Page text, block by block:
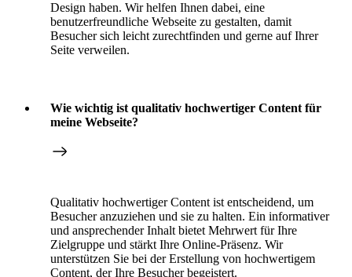
Design haben. Wir helfen Ihnen dabei, eine
benutzerfreundliche Webseite zu gestalten, damit
Besucher sich leicht zurechtfinden und gerne auf Ihrer
Seite verweilen.
Wie wichtig ist qualitativ hochwertiger Content für
meine Webseite?
Qualitativ hochwertiger Content ist entscheidend, um
Besucher anzuziehen und sie zu halten. Ein informativer
und ansprechender Inhalt bietet Mehrwert für Ihre
Zielgruppe und stärkt Ihre Online-Präsenz. Wir
unterstützen Sie bei der Erstellung von hochwertigem
Content, der Ihre Besucher begeistert.